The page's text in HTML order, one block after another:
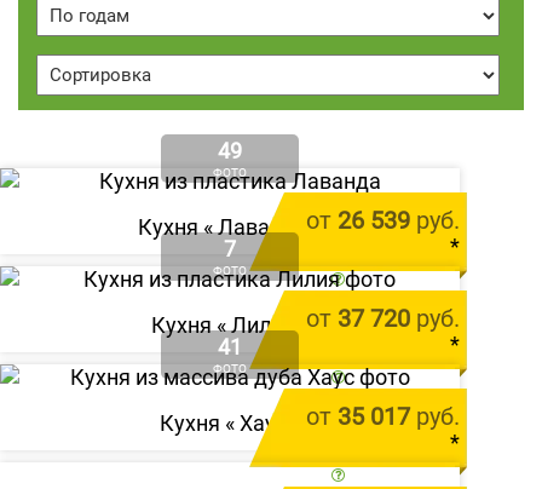
49
ФОТО
от 26 539 руб.
*
цена за 1 м.п.
Кухня «Лаванда »
7
ФОТО
от 37 720 руб.
*
цена за 1 м.п.
Кухня «Лилия»
41
ФОТО
от 35 017 руб.
*
Кухня «Хаус